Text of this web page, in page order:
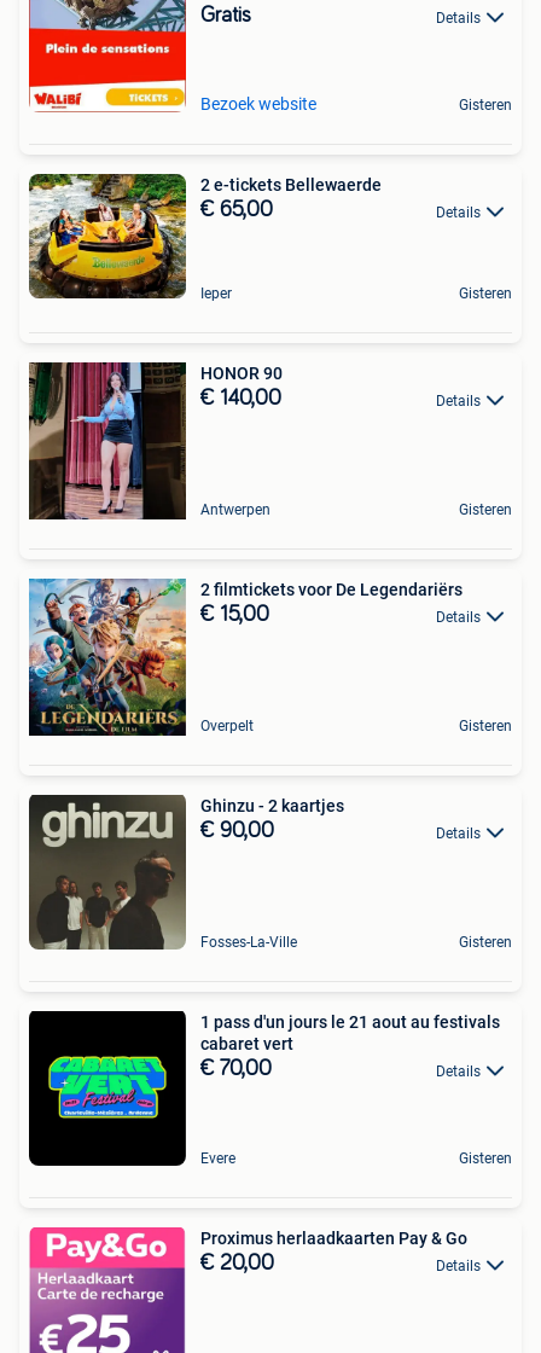
Gratis Details
Bezoek website Gisteren
2 e-tickets Bellewaerde
€ 65,00 Details
Ieper Gisteren
HONOR 90
€ 140,00 Details
Antwerpen Gisteren
2 filmtickets voor De Legendariërs
€ 15,00 Details
Overpelt Gisteren
Ghinzu - 2 kaartjes
€ 90,00 Details
Fosses-La-Ville Gisteren
1 pass d'un jours le 21 aout au festivals
cabaret vert
€ 70,00 Details
Evere Gisteren
Proximus herlaadkaarten Pay & Go
€ 20,00 Details